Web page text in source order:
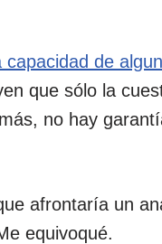
de
que sólo la
no hay
afrontaría un
equivoqué.